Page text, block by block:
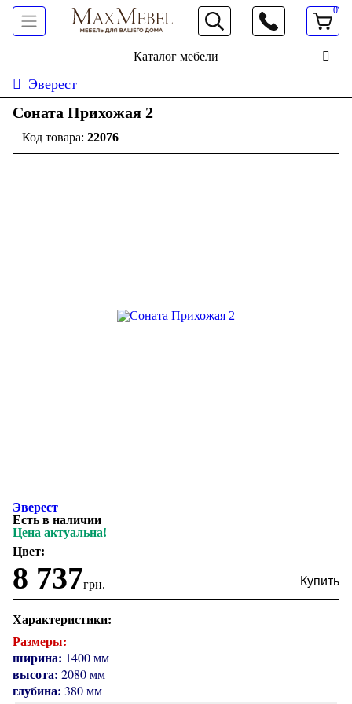
066 472 19 61
0
Каталог мебели
Эверест
Соната Прихожая 2
22076
Эверест
Есть в наличии
Цена актуальна!
Цвет:
8 737грн.
Характеристики:
Размеры:
ширина: 1400 мм
высота: 2080 мм
глубина: 380 мм